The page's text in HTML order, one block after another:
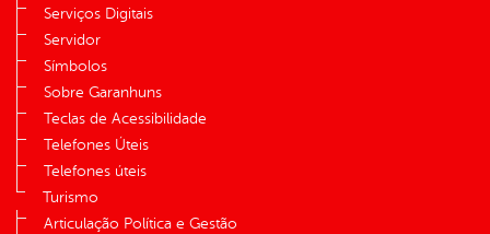
Serviços Digitais
Servidor
Símbolos
Sobre Garanhuns
Teclas de Acessibilidade
Telefones Úteis
Telefones úteis
Turismo
Articulação Política e Gestão